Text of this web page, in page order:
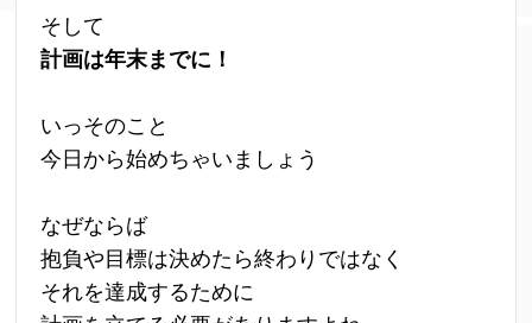
そして
計画は年末までに！
いっそのこと
今日から始めちゃいましょう
なぜならば
抱負や目標は決めたら終わりではなく
それを達成するために